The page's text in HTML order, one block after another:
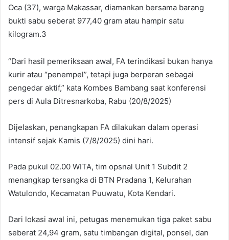
Oca (37), warga Makassar, diamankan bersama barang
bukti sabu seberat 977,40 gram atau hampir satu
kilogram.3
“Dari hasil pemeriksaan awal, FA terindikasi bukan hanya
kurir atau “penempel”, tetapi juga berperan sebagai
pengedar aktif,” kata Kombes Bambang saat konferensi
pers di Aula Ditresnarkoba, Rabu (20/8/2025)
Dijelaskan, penangkapan FA dilakukan dalam operasi
intensif sejak Kamis (7/8/2025) dini hari.
Pada pukul 02.00 WITA, tim opsnal Unit 1 Subdit 2
menangkap tersangka di BTN Pradana 1, Kelurahan
Watulondo, Kecamatan Puuwatu, Kota Kendari.
Dari lokasi awal ini, petugas menemukan tiga paket sabu
seberat 24,94 gram, satu timbangan digital, ponsel, dan